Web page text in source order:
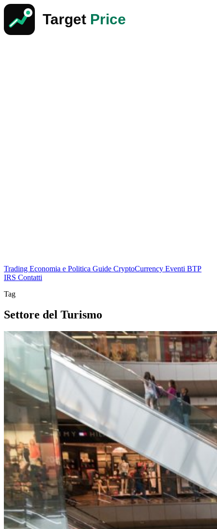
Trading Economia e Politica Guide CryptoCurrency Eventi BTP
IRS Contatti
Tag
Settore del Turismo